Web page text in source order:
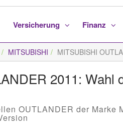
Versicherung Finanz
MITSUBISHI MITSUBISHI
2011: Wahl
OUTLANDER der Marke